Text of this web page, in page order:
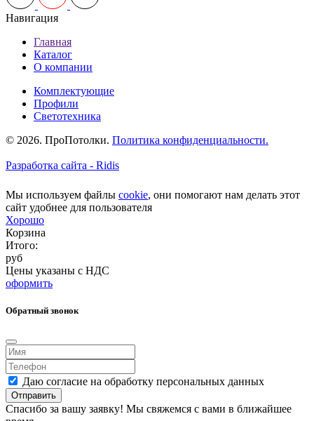
Навигация
Главная
Каталог
О компании
Комплектующие
Профили
Светотехника
© 2026. ПроПотолки. Политика конфиденциальности.
Разработка сайта - Ridis
Мы используем файлы cookie, они помогают нам делать этот
сайт удобнее для пользователя
Хорошо
Корзина
Итого:
руб
Цены указаны с НДС
оформить
Обратный звонок
Даю согласие на обработку персональных данных
Отправить
Спасибо за вашу заявку! Мы свяжемся с вами в ближайшее